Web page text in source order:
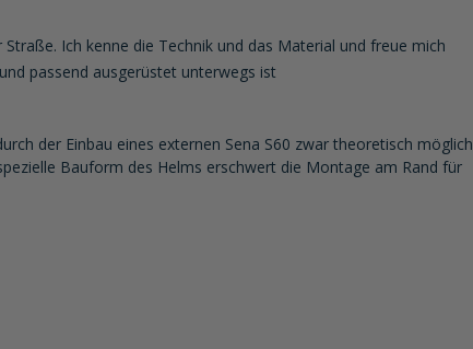
Ich kenne die Technik und das Material und freue mich
passend ausgerüstet unterwegs ist
der Einbau eines externen Sena S60 zwar theoretisch möglich
Bauform des Helms erschwert die Montage am Rand für